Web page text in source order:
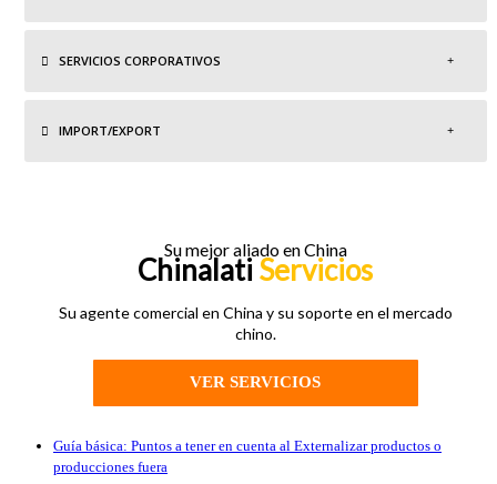
SERVICIOS CORPORATIVOS
IMPORT/EXPORT
Su mejor aliado en China
Chinalati Servicios
Su agente comercial en China y su soporte en el mercado
chino.
VER SERVICIOS
Navegación de entradas
Entrada anterior
Guía básica: Puntos a tener en cuenta al Externalizar productos o
producciones fuera